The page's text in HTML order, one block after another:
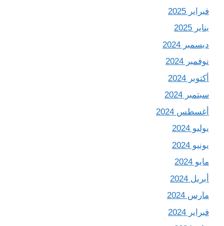
فبراير 2025
يناير 2025
ديسمبر 2024
نوفمبر 2024
أكتوبر 2024
سبتمبر 2024
أغسطس 2024
يوليو 2024
يونيو 2024
مايو 2024
أبريل 2024
مارس 2024
فبراير 2024